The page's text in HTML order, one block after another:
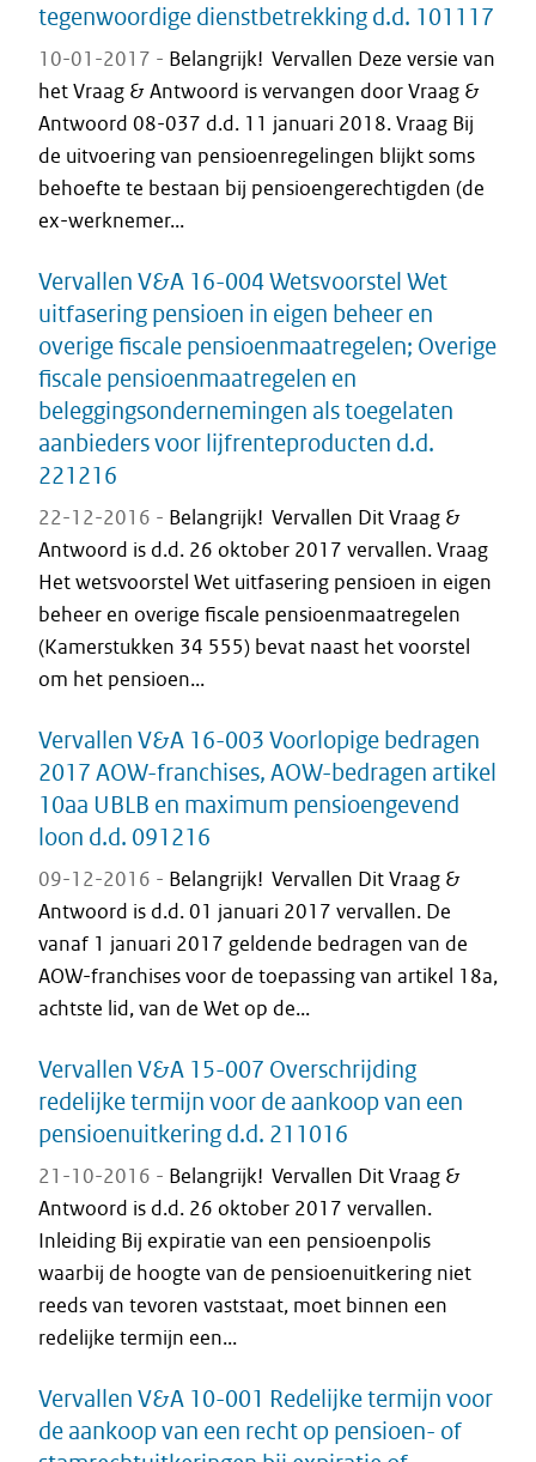
tegenwoordige dienstbetrekking d.d. 101117
10-01-2017 - Belangrijk! Vervallen Deze versie van
het Vraag & Antwoord is vervangen door Vraag &
Antwoord 08-037 d.d. 11 januari 2018. Vraag Bij
de uitvoering van pensioenregelingen blijkt soms
behoefte te bestaan bij pensioengerechtigden (de
ex-werknemer...
Vervallen V&A 16-004 Wetsvoorstel Wet
uitfasering pensioen in eigen beheer en
overige fiscale pensioenmaatregelen; Overige
fiscale pensioenmaatregelen en
beleggingsondernemingen als toegelaten
aanbieders voor lijfrenteproducten d.d.
221216
22-12-2016 - Belangrijk! Vervallen Dit Vraag &
Antwoord is d.d. 26 oktober 2017 vervallen. Vraag
Het wetsvoorstel Wet uitfasering pensioen in eigen
beheer en overige fiscale pensioenmaatregelen
(Kamerstukken 34 555) bevat naast het voorstel
om het pensioen...
Vervallen V&A 16-003 Voorlopige bedragen
2017 AOW-franchises, AOW-bedragen artikel
10aa UBLB en maximum pensioengevend
loon d.d. 091216
09-12-2016 - Belangrijk! Vervallen Dit Vraag &
Antwoord is d.d. 01 januari 2017 vervallen. De
vanaf 1 januari 2017 geldende bedragen van de
AOW-franchises voor de toepassing van artikel 18a,
achtste lid, van de Wet op de...
Vervallen V&A 15-007 Overschrijding
redelijke termijn voor de aankoop van een
pensioenuitkering d.d. 211016
21-10-2016 - Belangrijk! Vervallen Dit Vraag &
Antwoord is d.d. 26 oktober 2017 vervallen.
Inleiding Bij expiratie van een pensioenpolis
waarbij de hoogte van de pensioenuitkering niet
reeds van tevoren vaststaat, moet binnen een
redelijke termijn een...
Vervallen V&A 10-001 Redelijke termijn voor
de aankoop van een recht op pensioen- of